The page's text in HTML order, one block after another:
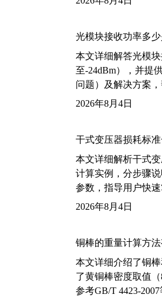
光模块接收功率多
本文详细解答光模
至-24dBm），并提
问题）及解决方案
2026年8月4日
干式变压器损耗标
本文详细解析干式
计算实例，分步骤
参数，指导用户快
2026年8月4日
铜棒的重量计算方
本文详细介绍了铜
了黄铜棒密度取值
参考GB/T 4423-2007